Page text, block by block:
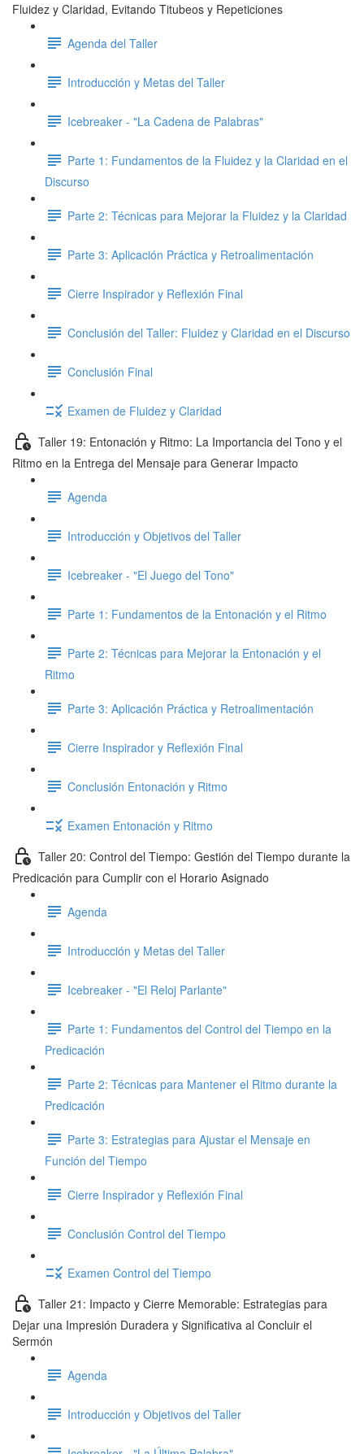
Fluidez y Claridad, Evitando Titubeos y Repeticiones
Agenda del Taller
Introducción y Metas del Taller
Icebreaker - "La Cadena de Palabras"
Parte 1: Fundamentos de la Fluidez y la Claridad en el
Discurso
Parte 2: Técnicas para Mejorar la Fluidez y la Claridad
Parte 3: Aplicación Práctica y Retroalimentación
Cierre Inspirador y Reflexión Final
Conclusión del Taller: Fluidez y Claridad en el Discurso
Conclusión Final
Examen de Fluidez y Claridad
Taller 19: Entonación y Ritmo: La Importancia del Tono y el
Ritmo en la Entrega del Mensaje para Generar Impacto
Agenda
Introducción y Objetivos del Taller
Icebreaker - "El Juego del Tono"
Parte 1: Fundamentos de la Entonación y el Ritmo
Parte 2: Técnicas para Mejorar la Entonación y el
Ritmo
Parte 3: Aplicación Práctica y Retroalimentación
Cierre Inspirador y Reflexión Final
Conclusión Entonación y Ritmo
Examen Entonación y Ritmo
Taller 20: Control del Tiempo: Gestión del Tiempo durante la
Predicación para Cumplir con el Horario Asignado
Agenda
Introducción y Metas del Taller
Icebreaker - "El Reloj Parlante"
Parte 1: Fundamentos del Control del Tiempo en la
Predicación
Parte 2: Técnicas para Mantener el Ritmo durante la
Predicación
Parte 3: Estrategias para Ajustar el Mensaje en
Función del Tiempo
Cierre Inspirador y Reflexión Final
Conclusión Control del Tiempo
Examen Control del Tiempo
Taller 21: Impacto y Cierre Memorable: Estrategias para
Dejar una Impresión Duradera y Significativa al Concluir el
Sermón
Agenda
Introducción y Objetivos del Taller